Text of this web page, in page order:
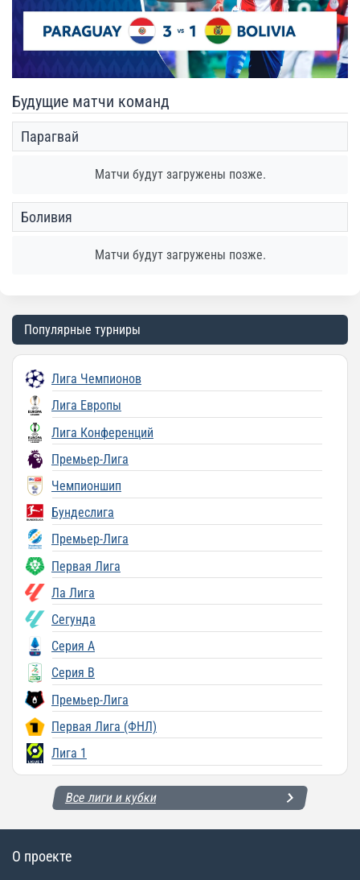
Будущие матчи команд
Парагвай
Матчи будут загружены позже.
Боливия
Матчи будут загружены позже.
Популярные турниры
Лига Чемпионов
Лига Европы
Лига Конференций
Премьер-Лига
Чемпионшип
Бундеслига
Премьер-Лига
Первая Лига
Ла Лига
Сегунда
Серия A
Серия B
Премьер-Лига
Первая Лига (ФНЛ)
Лига 1
Все лиги и кубки
О проекте